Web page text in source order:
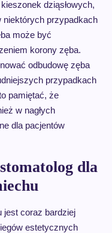
dziąsłowych,
niektórych przypadkach
może być
korony zęba.
odbudowę zęba
przypadkach
pamiętać, że
w nagłych
dla pacjentów
dla
jest coraz bardziej
estetycznych